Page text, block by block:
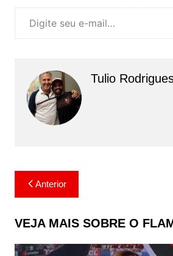
Tulio
Navegação
de
Post
Anterior
VEJA MAIS SOBRE O